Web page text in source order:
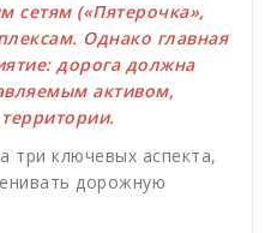
сетям («Пятерочка»,
Однако главная
дорога должна
активом,
три ключевых аспекта,
дорожную